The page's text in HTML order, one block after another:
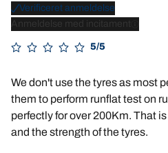
Verificeret anmeldelse
Anmeldelse med incitament
5/5
We don't use the tyres as most
them to perform runflat test on
perfectly for over 200Km. That
and the strength of the tyres.